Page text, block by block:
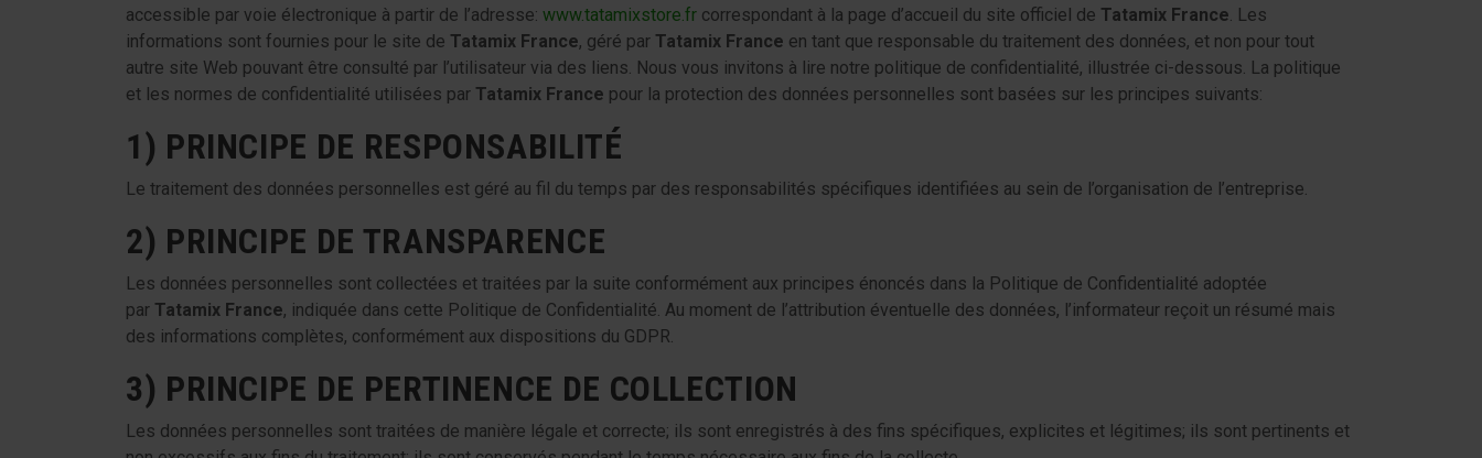
accessible par voie électronique à partir de l’adresse: www.tatamixstore.fr correspondant à la page d’accueil du site officiel de Tatamix France. Les
informations sont fournies pour le site de Tatamix France, géré par Tatamix France en tant que responsable du traitement des données, et non pour tout
autre site Web pouvant être consulté par l’utilisateur via des liens. Nous vous invitons à lire notre politique de confidentialité, illustrée ci-dessous. La politique
et les normes de confidentialité utilisées par Tatamix France pour la protection des données personnelles sont basées sur les principes suivants:
1) PRINCIPE DE RESPONSABILITÉ
Le traitement des données personnelles est géré au fil du temps par des responsabilités spécifiques identifiées au sein de l’organisation de l’entreprise.
2) PRINCIPE DE TRANSPARENCE
Les données personnelles sont collectées et traitées par la suite conformément aux principes énoncés dans la Politique de Confidentialité adoptée
par Tatamix France, indiquée dans cette Politique de Confidentialité. Au moment de l’attribution éventuelle des données, l’informateur reçoit un résumé mais
des informations complètes, conformément aux dispositions du GDPR.
3) PRINCIPE DE PERTINENCE DE COLLECTION
Les données personnelles sont traitées de manière légale et correcte; ils sont enregistrés à des fins spécifiques, explicites et légitimes; ils sont pertinents et